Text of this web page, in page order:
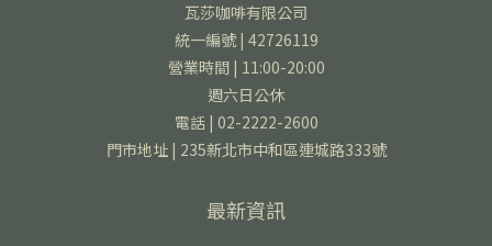
瓦莎咖啡有限公司
統一編號 | 42726119
營業時間 | 11:00-20:00
週六日公休
電話 | 02-2222-2600
門市地址 | 235新北市中和區連城路333號
最新資訊